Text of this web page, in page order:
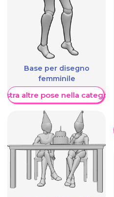
Base per disegno
femminile
altre pose nella categoria